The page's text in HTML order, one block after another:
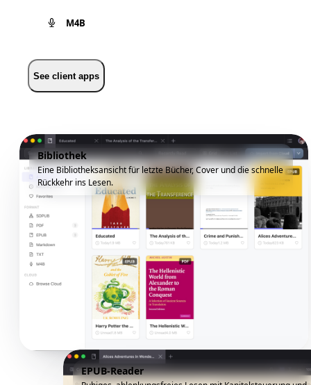
M4B
See client apps
Bibliothek
Eine Bibliotheksansicht für letzte Bücher, Cover und die schnelle
Rückkehr ins Lesen.
EPUB-Reader